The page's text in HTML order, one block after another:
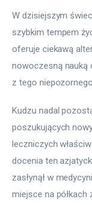
W dzisiejszym
szybkim tempem
oferuje ciekawą
nowoczesną nauką
z tego
Kudzu nadal
poszukujących
leczniczych
docenia ten
zasłynął w
miejsce na